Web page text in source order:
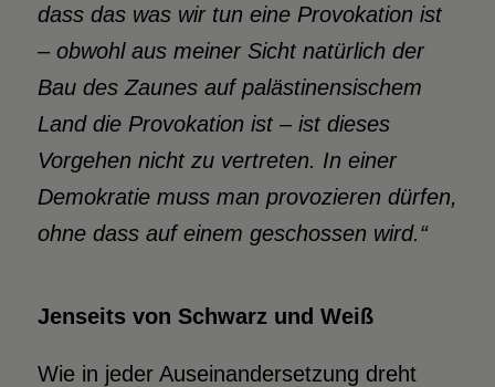
dass das was wir tun eine Provokation ist
– obwohl aus meiner Sicht natürlich der
Bau des Zaunes auf palästinensischem
Land die Provokation ist – ist dieses
Vorgehen nicht zu vertreten. In einer
Demokratie muss man provozieren dürfen,
ohne dass auf einem geschossen wird.“
Jenseits von Schwarz und Weiß
Wie in jeder Auseinandersetzung dreht